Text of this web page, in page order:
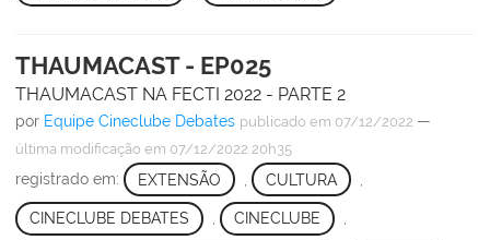
THAUMACAST - EP025
THAUMACAST NA FECTI 2022 - PARTE 2
por Equipe Cineclube Debates publicado em 07/12/2022 —
última modificação em 07/12/2022 20h35
registrado em: EXTENSÃO CULTURA
CINECLUBE DEBATES , CINECLUBE ,